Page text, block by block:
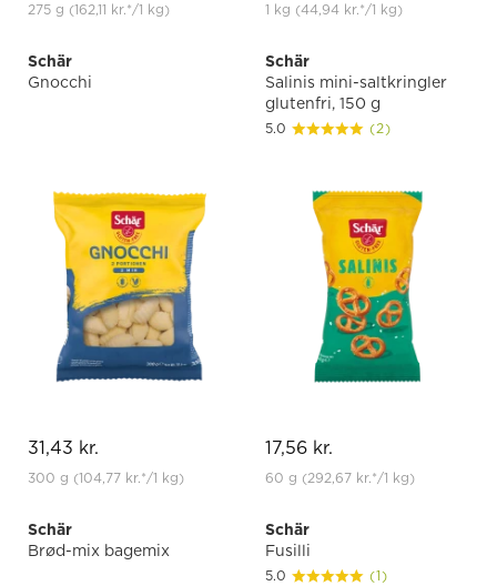
275 g (162,11 kr.*/1 kg) 1 kg (44,94 kr.*/1 kg)
Schär
Gnocchi
31,43 kr.
300 g (104,77 kr.*/1 kg)
Schär
Salinis mini-saltkringler
glutenfri, 150 g
5.0 (2)
17,56 kr.
60 g (292,67 kr.*/1 kg)
Schär
Brød-mix bagemix
Schär
Fusilli
5.0 (1)